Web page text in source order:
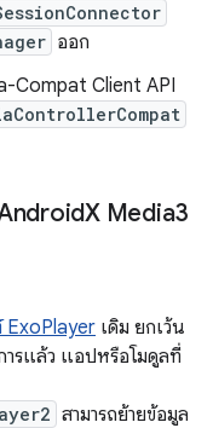
ออก
Compat Client API
X Media3
ExoPlayer เดิม ยกเว้น
รแล้ว แอปหรือโมดูลที่
สามารถย้ายข้อมูล